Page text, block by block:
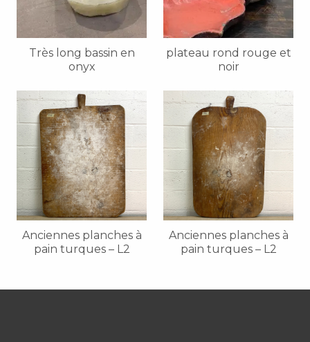
Très long bassin en
onyx
plateau rond rouge et
noir
Anciennes planches à
pain turques – L2
Anciennes planches à
pain turques – L2